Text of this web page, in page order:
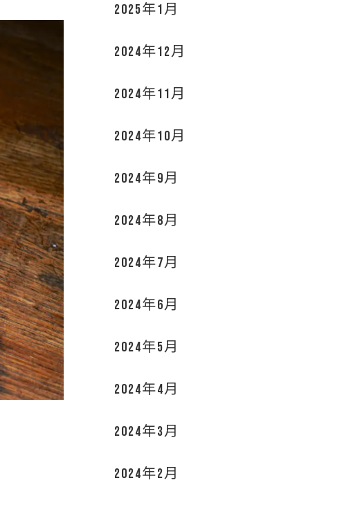
2025年1月
2024年12月
2024年11月
2024年10月
2024年9月
2024年8月
2024年7月
2024年6月
2024年5月
2024年4月
2024年3月
2024年2月